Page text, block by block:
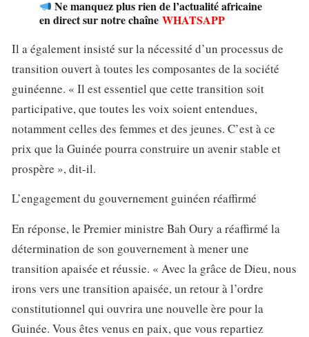
Ne manquez plus rien de l’actualité africaine
en direct sur notre chaîne WHATSAPP
Il a également insisté sur la nécessité d’un processus de
transition ouvert à toutes les composantes de la société
guinéenne. « Il est essentiel que cette transition soit
participative, que toutes les voix soient entendues,
notamment celles des femmes et des jeunes. C’est à ce
prix que la Guinée pourra construire un avenir stable et
prospère », dit-il.
L’engagement du gouvernement guinéen réaffirmé
En réponse, le Premier ministre Bah Oury a réaffirmé la
détermination de son gouvernement à mener une
transition apaisée et réussie. « Avec la grâce de Dieu, nous
irons vers une transition apaisée, un retour à l’ordre
constitutionnel qui ouvrira une nouvelle ère pour la
Guinée. Vous êtes venus en paix, que vous repartiez